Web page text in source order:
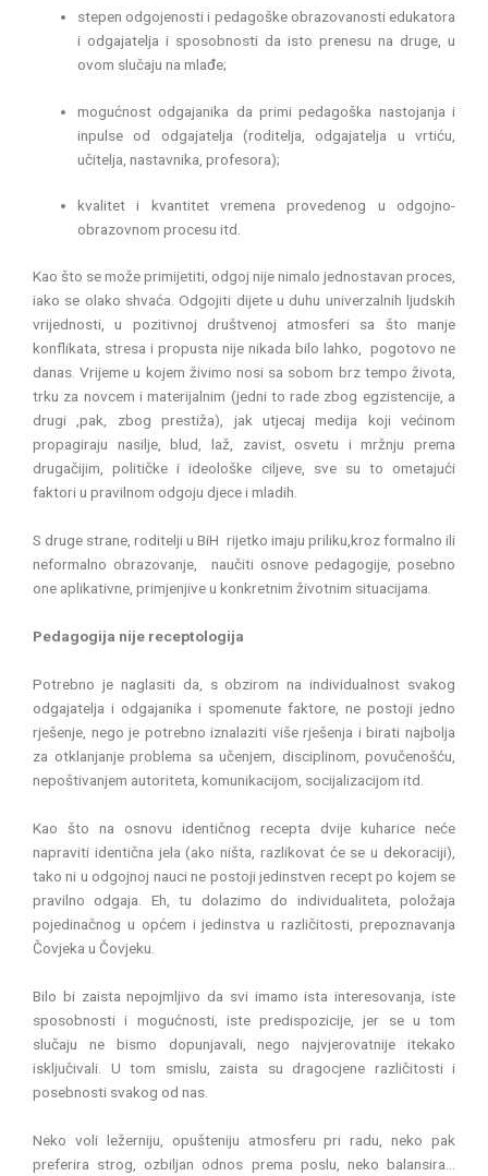
stepen odgojenosti i pedagoške obrazovanosti edukatora
i odgajatelja i sposobnosti da isto prenesu na druge, u
ovom slučaju na mlađe;
mogućnost odgajanika da primi pedagoška nastojanja i
inpulse od odgajatelja (roditelja, odgajatelja u vrtiću,
učitelja, nastavnika, profesora);
kvalitet i kvantitet vremena provedenog u odgojno-
obrazovnom procesu itd.
Kao što se može primijetiti, odgoj nije nimalo jednostavan proces,
iako se olako shvaća. Odgojiti dijete u duhu univerzalnih ljudskih
vrijednosti, u pozitivnoj društvenoj atmosferi sa što manje
konflikata, stresa i propusta nije nikada bilo lahko, pogotovo ne
danas. Vrijeme u kojem živimo nosi sa sobom brz tempo života,
trku za novcem i materijalnim (jedni to rade zbog egzistencije, a
drugi ,pak, zbog prestiža), jak utjecaj medija koji većinom
propagiraju nasilje, blud, laž, zavist, osvetu i mržnju prema
drugačijim, političke i ideološke ciljeve, sve su to ometajući
faktori u pravilnom odgoju djece i mladih.
S druge strane, roditelji u BiH rijetko imaju priliku,kroz formalno ili
neformalno obrazovanje, naučiti osnove pedagogije, posebno
one aplikativne, primjenjive u konkretnim životnim situacijama.
Pedagogija nije receptologija
Potrebno je naglasiti da, s obzirom na individualnost svakog
odgajatelja i odgajanika i spomenute faktore, ne postoji jedno
rješenje, nego je potrebno iznalaziti više rješenja i birati najbolja
za otklanjanje problema sa učenjem, disciplinom, povučenošću,
nepoštivanjem autoriteta, komunikacijom, socijalizacijom itd.
Kao što na osnovu identičnog recepta dvije kuharice neće
napraviti identična jela (ako ništa, razlikovat će se u dekoraciji),
tako ni u odgojnoj nauci ne postoji jedinstven recept po kojem se
pravilno odgaja. Eh, tu dolazimo do individualiteta, položaja
pojedinačnog u općem i jedinstva u različitosti, prepoznavanja
Čovjeka u Čovjeku.
Bilo bi zaista nepojmljivo da svi imamo ista interesovanja, iste
sposobnosti i mogućnosti, iste predispozicije, jer se u tom
slučaju ne bismo dopunjavali, nego najvjerovatnije itekako
isključivali. U tom smislu, zaista su dragocjene različitosti i
posebnosti svakog od nas.
Neko voli ležerniju, opušteniju atmosferu pri radu, neko pak
preferira strog, ozbiljan odnos prema poslu, neko balansira…